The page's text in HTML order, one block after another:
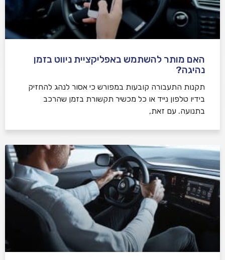
האם מותר להשתמש באפליקציית ניווט בזמן
נהיגה?
תקנות התעבורה קובעות במפורש כי אסור לנהג להחזיק
בידיו טלפון נייד או כל מכשיר תקשורת בזמן שהרכב
בתנועה. עם זאת,